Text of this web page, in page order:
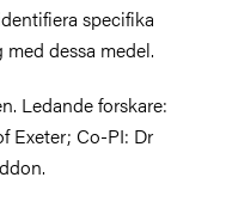
specifika
dessa medel.
Ledande forskare:
Exeter; Co-PI: Dr